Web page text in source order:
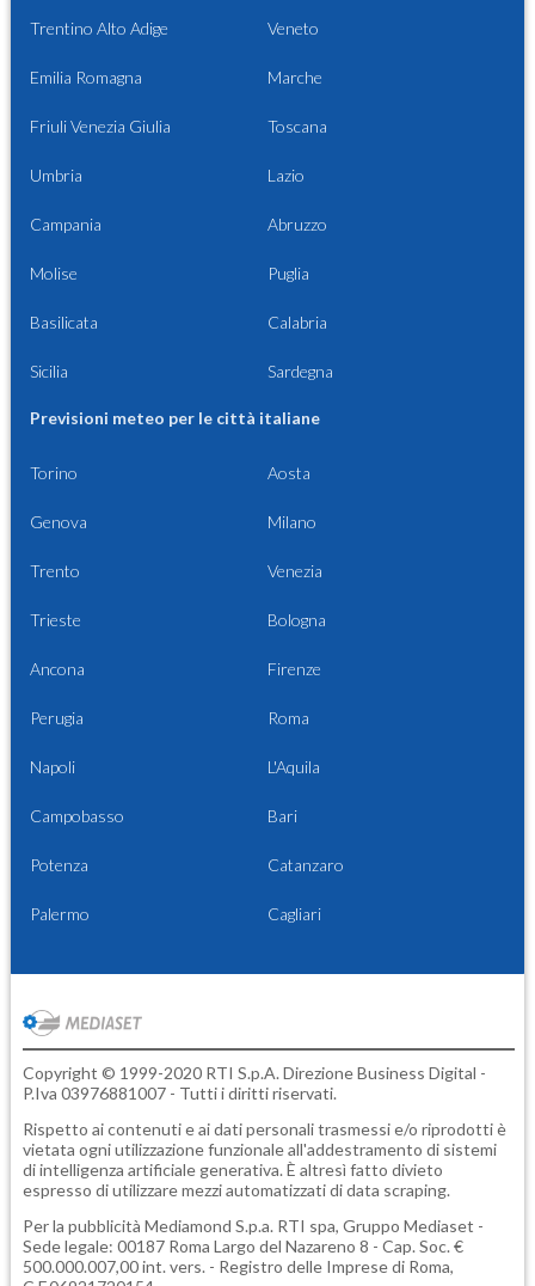
Trentino Alto Adige Veneto
Emilia Romagna Marche
Friuli Venezia Giulia Toscana
Umbria Lazio
Campania Abruzzo
Molise Puglia
Basilicata Calabria
Sicilia Sardegna
Previsioni meteo per le città italiane
Torino Aosta
Genova Milano
Trento Venezia
Trieste Bologna
Ancona Firenze
Perugia Roma
Napoli L'Aquila
Campobasso Bari
Potenza Catanzaro
Palermo Cagliari
Copyright © 1999-2020 RTI S.p.A. Direzione Business Digital -
P.Iva 03976881007 - Tutti i diritti riservati.
Rispetto ai contenuti e ai dati personali trasmessi e/o riprodotti è
vietata ogni utilizzazione funzionale all'addestramento di sistemi
di intelligenza artificiale generativa. È altresì fatto divieto
espresso di utilizzare mezzi automatizzati di data scraping.
Per la pubblicità Mediamond S.p.a. RTI spa, Gruppo Mediaset -
Sede legale: 00187 Roma Largo del Nazareno 8 - Cap. Soc. €
500.000.007,00 int. vers. - Registro delle Imprese di Roma,